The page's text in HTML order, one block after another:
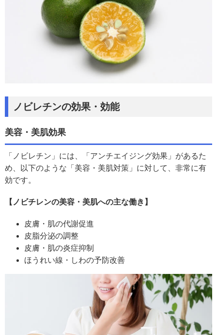
ノビレチンの効果・効能
美容・美肌効果
「ノビレチン」には、「アンチエイジング効果」があるた
め、以下のような「美容・美肌対策」に対して、非常に有
効です。
【ノビチレンの美容・美肌への主な働き】
皮膚・肌の代謝促進
皮脂分泌の調整
皮膚・肌の炎症抑制
ほうれい線・しわの予防改善